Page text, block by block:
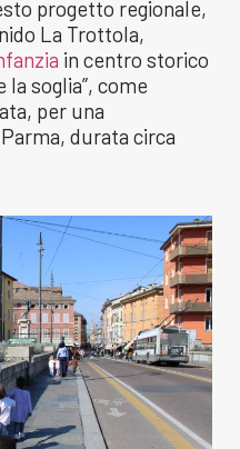
progetto regionale,
La Trottola,
in centro storico
soglia”, come
per una
durata circa